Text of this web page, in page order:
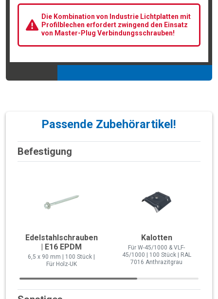
Die Kombination von Industrie Lichtplatten mit
Profilblechen erfordert zwingend den Einsatz
von Master-Plug Verbindungsschrauben!
Passende Zubehörartikel!
Befestigung
Edelstahlschrauben
| E16 EPDM
6,5 x 90 mm | 100 Stück |
Für Holz-UK
Kalotten
Für W-45/1000 & VLF-
45/1000 | 100 Stück | RAL
7016 Anthrazitgrau